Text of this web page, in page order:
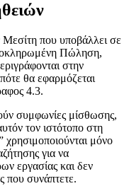
που υποβάλλει σε
Πώληση,
στην
θα εφαρμόζεται
4.3.
συμφωνίες μίσθωσης,
τον ιστότοπο στη
μόνο
για να
εργασίας και δεν
που συνάπτετε.